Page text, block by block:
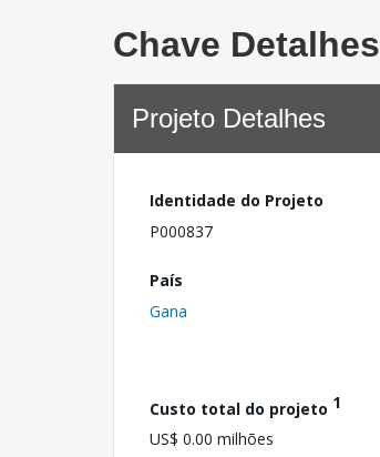
Chave Detalhes
Projeto Detalhes
Identidade do Projeto
P000837
País
Gana
Custo total do projeto 1
US$ 0.00 milhões